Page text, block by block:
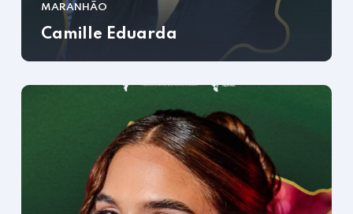
MARANHÃO
Camille Eduarda